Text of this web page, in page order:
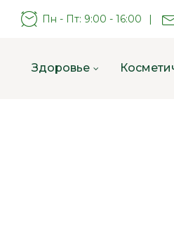
Пн - Пт: 9:00 - 16:00 |
Здоровье